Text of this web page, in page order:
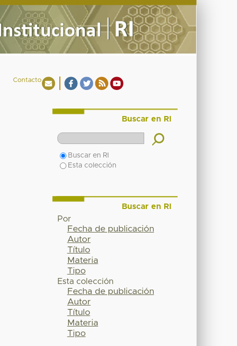
Contacto
Buscar en RI
Buscar en RI
Esta colección
Buscar en RI
Por
Fecha de publicación
Autor
Título
Materia
Tipo
Esta colección
Fecha de publicación
Autor
Título
Materia
Tipo